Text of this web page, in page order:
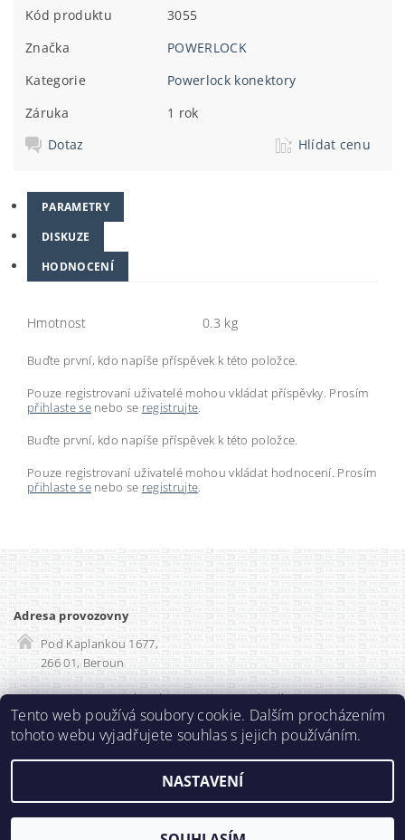
Kód produktu
3055
Značka
POWERLOCK
Kategorie
Powerlock konektory
Záruka
1 rok
Dotaz
Hlídat cenu
PARAMETRY
DISKUZE
HODNOCENÍ
Hmotnost 0.3 kg
Buďte první, kdo napíše příspěvek k této položce.
Pouze registrovaní uživatelé mohou vkládat příspěvky. Prosím
přihlaste senebo se registrujte.
Buďte první, kdo napíše příspěvek k této položce.
Pouze registrovaní uživatelé mohou vkládat hodnocení. Prosím
přihlaste senebo se registrujte.
Adresa provozovny
Pod Kaplankou 1677,
266 01, Beroun
Rozvadec-shop.cz | SEO optimalizace
2026 ©Prodlužka.cz, všechna práva vyhrazena
Vytvořil Shoptet
Tento web používá soubory cookie. Dalším procházením
tohoto webu vyjadřujete souhlas s jejich používáním.
NASTAVENÍ